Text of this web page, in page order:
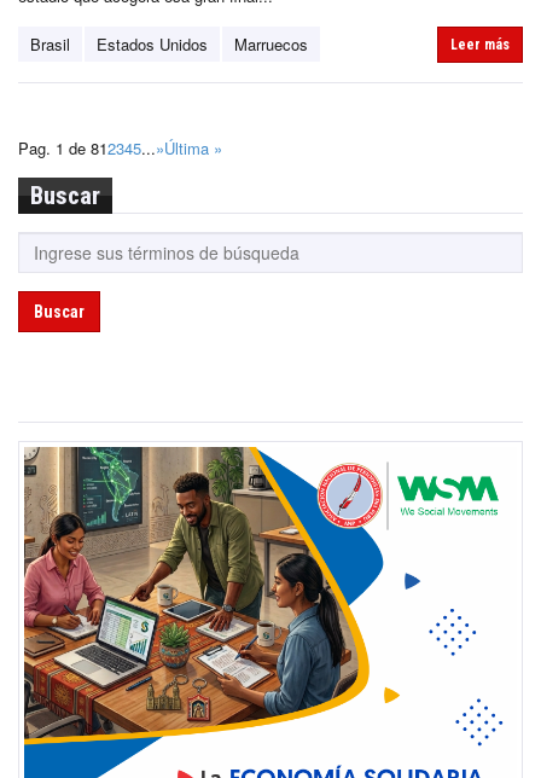
Brasil Estados Unidos Marruecos Leer más
Pag. 1 de 812345...»Última »
Buscar
Buscar